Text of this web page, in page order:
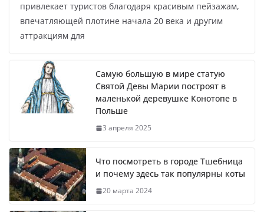
привлекает туристов благодаря красивым пейзажам,
впечатляющей плотине начала 20 века и другим
аттракциям для
Самую большую в мире статую
Святой Девы Марии построят в
маленькой деревушке Конотопе в
Польше
3 апреля 2025
Что посмотреть в городе Тшебница
и почему здесь так популярны коты
20 марта 2024